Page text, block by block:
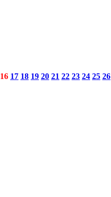
16 17 18 19 20 21 22 23 24 25 26